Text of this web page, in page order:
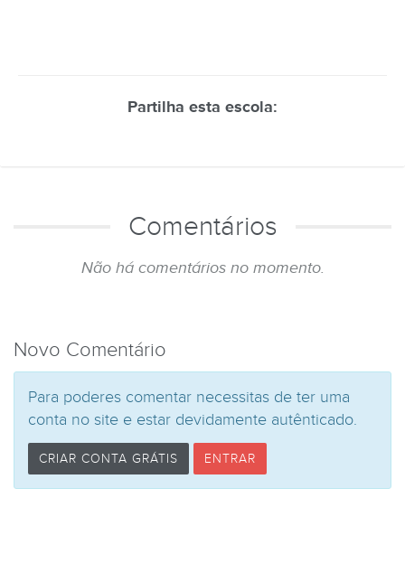
Partilha esta escola:
Comentários
Não há comentários no momento.
Novo Comentário
Para poderes comentar necessitas de ter uma
conta no site e estar devidamente autênticado.
CRIAR CONTA GRÁTIS ENTRAR